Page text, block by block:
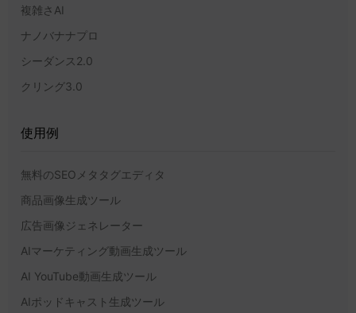
複雑さAI
ナノバナナプロ
シーダンス2.0
クリング3.0
使用例
無料のSEOメタタグエディタ
商品画像生成ツール
広告画像ジェネレーター
AIマーケティング動画生成ツール
AI YouTube動画生成ツール
AIポッドキャスト生成ツール